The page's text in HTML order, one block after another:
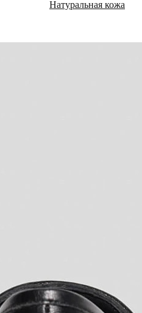
Натуральная кожа